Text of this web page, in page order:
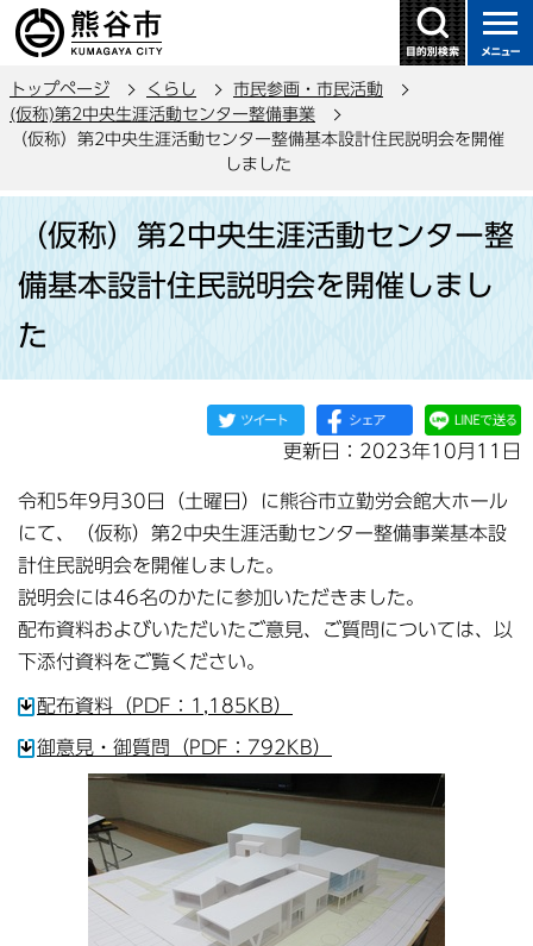
の
ー
先
トップページ くらし
市民参画・市民活動
(仮称)第2中央生涯活動センター整備事業
（仮称）第2中央生涯活動センター整備基本設計住民説明会を開催
しました
（仮称）第2中央生涯活動センター整
備基本設計住民説明会を開催しまし
た
更新日：2023年10月11日
令和5年9月30日（土曜日）に熊谷市立勤労会館大ホール
にて、（仮称）第2中央生涯活動センター整備事業基本設
計住民説明会を開催しました。
説明会には46名のかたに参加いただきました。
配布資料およびいただいたご意見、ご質問については、以
下添付資料をご覧ください。
配布資料（PDF：1,185KB）
御意見・御質問（PDF：792KB）